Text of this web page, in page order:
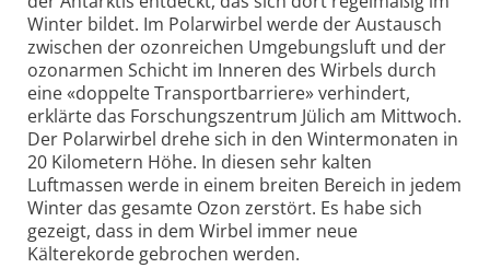
Winter bildet. Im Polarwirbel werde der Austausch
zwischen der ozonreichen Umgebungsluft und der
ozonarmen Schicht im Inneren des Wirbels durch
eine «doppelte Transportbarriere» verhindert,
erklärte das Forschungszentrum Jülich am Mittwoch.
Der Polarwirbel drehe sich in den Wintermonaten in
20 Kilometern Höhe. In diesen sehr kalten
Luftmassen werde in einem breiten Bereich in jedem
Winter das gesamte Ozon zerstört. Es habe sich
gezeigt, dass in dem Wirbel immer neue
Kälterekorde gebrochen werden.